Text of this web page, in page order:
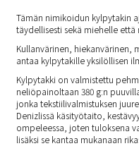
Tämän nimikoidun kylpytakin
täydellisesti sekä miehelle että
Kullanvärinen, hiekanvärinen,
antaa kylpytakille yksilöllisen
Kylpytakki on valmistettu
neliöpainoltaan 380 g:n
jonka tekstiilivalmistuksen
Denizlissä käsityötaito,
ompeleessa, joten tuloksena
lisäksi se kantaa mukanaan